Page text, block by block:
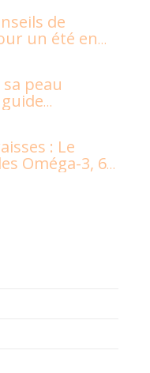
de
un été en
peau
: Le
Oméga-3, 6,